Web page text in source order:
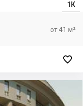
1К
от 41 м²
